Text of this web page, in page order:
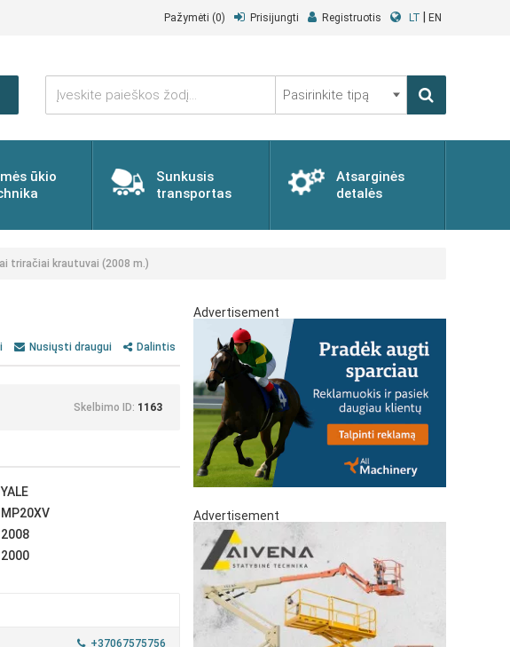
Pažymėti (0) Prisijungti Registruotis LT EN
Įveskite
paieškos
žodį...
Pasirinkite
tipą
ūkio
Sunkusis
transportas
Atsarginės
detalės
triračiai krautuvai (2008 m.)
Nusiųsti draugui Dalintis
Skelbimo ID: 1163
YALE
MP20XV
2008
2000
+37067575756
Advertisement
Advertisement